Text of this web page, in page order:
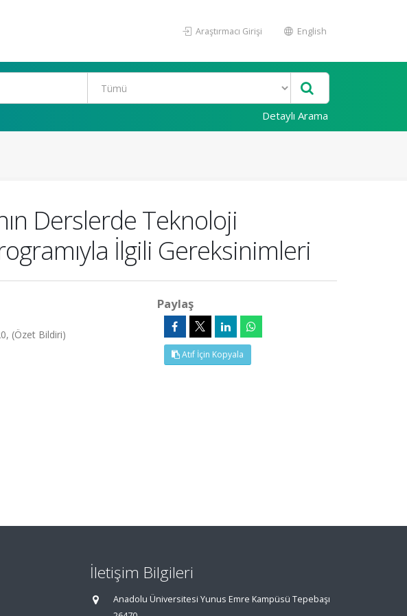
Araştırmacı Girişi English
Detaylı Arama
Derslerde Teknoloji
İlgili Gereksinimleri
(Özet Bildiri)
Paylaş
Atıf İçin Kopyala
İletişim Bilgileri
Anadolu Üniversitesi Yunus Emre Kampüsü Tepebaşı